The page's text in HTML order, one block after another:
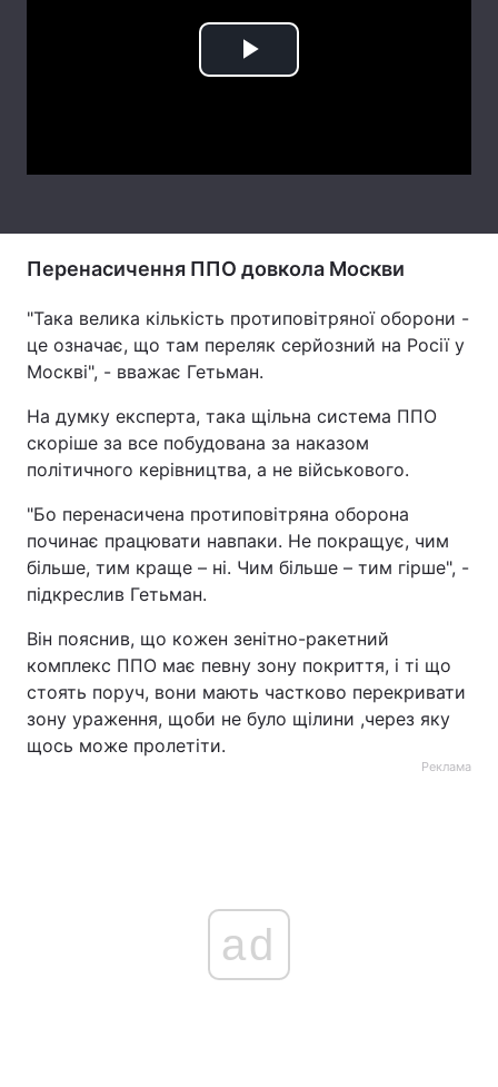
Play
Перенасичення ППО довкола Москви
"Така велика кількість протиповітряної оборони -
це означає, що там переляк серйозний на Росії у
Москві", - вважає Гетьман.
На думку експерта, така щільна система ППО
скоріше за все побудована за наказом
політичного керівництва, а не військового.
"Бо перенасичена протиповітряна оборона
починає працювати навпаки. Не покращує, чим
більше, тим краще – ні. Чим більше – тим гірше", -
підкреслив Гетьман.
Він пояснив, що кожен зенітно-ракетний
комплекс ППО має певну зону покриття, і ті що
стоять поруч, вони мають частково перекривати
зону ураження, щоби не було щілини ,через яку
щось може пролетіти.
Реклама
ad